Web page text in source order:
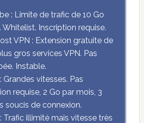
: Limite de trafic de 10 Go
Whitelist. Inscription requise.
VPN : Extension gratuite de
gros services VPN. Pas
Instable.
Grandes vitesses. Pas
requise, 2 Go par mois, 3
soucis de connexion.
Trafic illimité mais vitesse très